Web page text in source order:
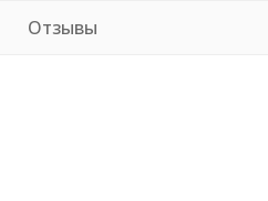
Отзывы